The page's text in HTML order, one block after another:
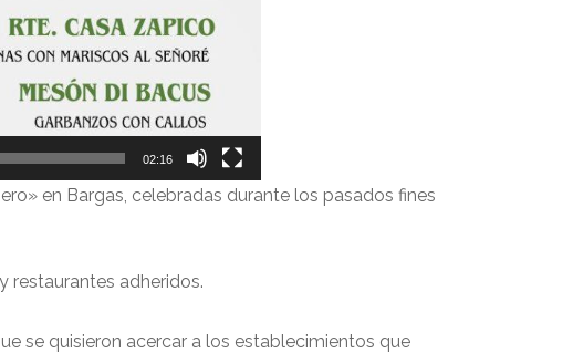
02:16
en Bargas, celebradas durante los pasados fines
restaurantes adheridos.
se quisieron acercar a los establecimientos que